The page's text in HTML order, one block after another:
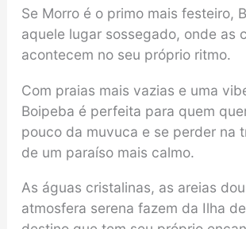
Se Morro é o primo mais festeiro,
aquele lugar sossegado, onde as
acontecem no seu próprio ritmo.
Com praias mais vazias e uma
Boipeba é perfeita para quem
pouco da muvuca e se perder na
de um paraíso mais calmo.
As águas cristalinas, as areias
atmosfera serena fazem da Ilha